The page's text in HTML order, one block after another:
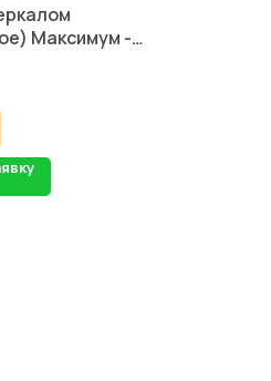
Максимум -